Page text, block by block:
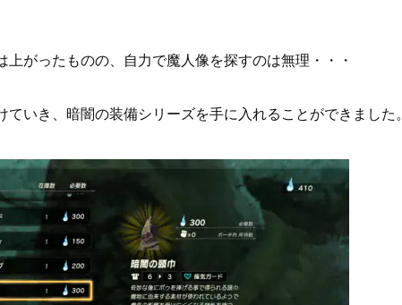
がったものの、自力で魔人像を探すのは無理・・・
いき、暗闇の装備シリーズを手に入れることができました。